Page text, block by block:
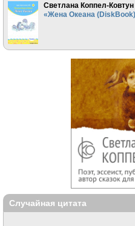
Светлана Коппел-Ковтун
«Жена Океана
Случайная цитата